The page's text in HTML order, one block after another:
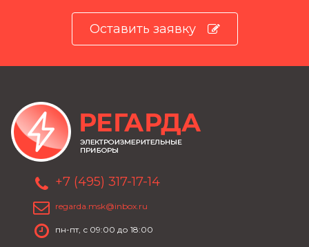
Оставить заявку
+7 (495) 317-17-14
regarda.msk@inbox.ru
пн-пт, с 09:00 до 18:00